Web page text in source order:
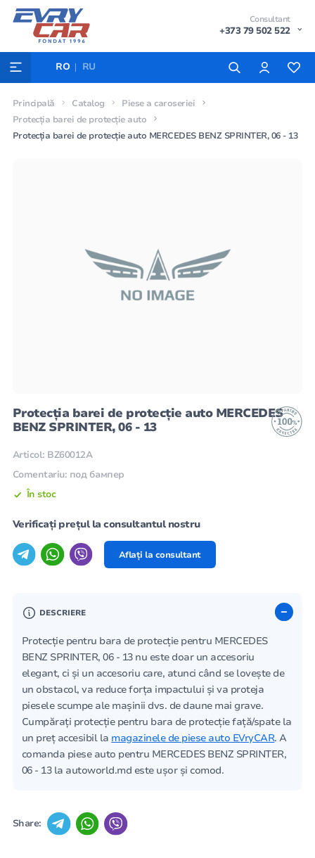
Consultant
+373 79 502 522
RO RU
Principală Catalog
Piese a caroseriei
Protecția barei de protecție auto
Protecția barei de protecție auto MERCEDES BENZ SPRINTER, 06 - 13
Protecția barei de protecție auto MERCEDES
BENZ SPRINTER, 06 - 13
Articol: BZ60012A
Comentariu: под бампер
În stoc
Verificați prețul la consultantul nostru
Aflați la consultant
DESCRIERE
Protecție pentru bara de protecție pentru MERCEDES
BENZ SPRINTER, 06 - 13 nu este doar un accesoriu
elegant, ci și un accesoriu care, atunci când se lovește de
un obstacol, va reduce forța impactului și va proteja
piesele scumpe ale mașinii dvs. de daune mai grave.
Cumpărați protecție pentru bara de protecție față/spate la
un preț accesibil la magazinele de piese auto EVryCAR. A
comanda piese auto pentru MERCEDES BENZ SPRINTER,
06 - 13 la autoworld.md este ușor și comod.
Share: